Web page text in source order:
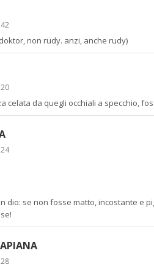
non rudy. anzi, anche rudy)
celata da quegli occhiali a specchio,
dio: se non fosse matto, incostante e